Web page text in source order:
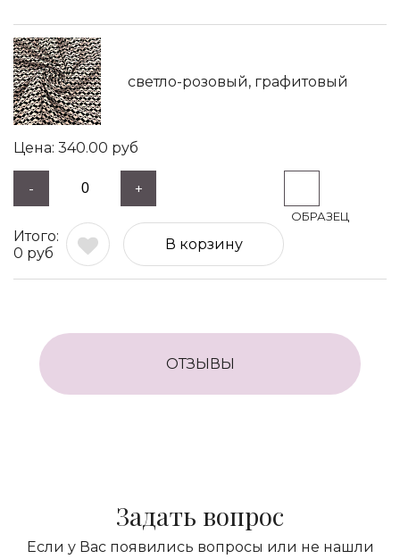
светло-розовый, графитовый
340.00 руб
- +
0 руб
В корзину
ОТЗЫВЫ
Задать вопрос
Если у Вас появились вопросы или не нашли